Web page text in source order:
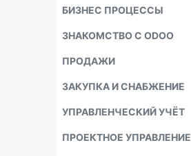
БИЗНЕС ПРОЦЕССЫ
ЗНАКОМСТВО С ODOO
ПРОДАЖИ
ЗАКУПКА И СНАБЖЕНИЕ
УПРАВЛЕНЧЕСКИЙ УЧЁТ
ПРОЕКТНОЕ УПРАВЛЕНИЕ